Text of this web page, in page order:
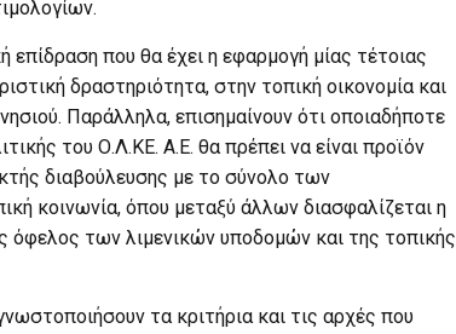
επίδραση που θα έχει η εφαρμογή μίας τέτοιας
δραστηριότητα, στην τοπική οικονομία και
Παράλληλα, επισημαίνουν ότι οποιαδήποτε
του Ο.Λ.ΚΕ. Α.Ε. θα πρέπει να είναι προϊόν
διαβούλευσης με το σύνολο των
κοινωνία, όπου μεταξύ άλλων διασφαλίζεται η
όφελος των λιμενικών υποδομών και της τοπικής
τα κριτήρια και τις αρχές που